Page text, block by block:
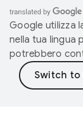
Google utilizza
nella tua lingua
potrebbero